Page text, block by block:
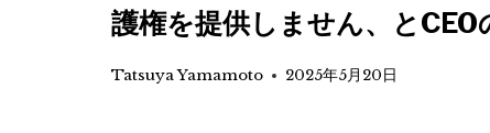
護権を提供しません、と
Tatsuya Yamamoto 2025年5月20日